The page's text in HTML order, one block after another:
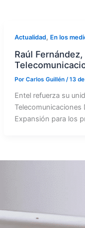
Actualidad, En los
Raúl
Por Carlos Guillén /13
Entel refuerza su
Telecomunicaciones
Expansión para los